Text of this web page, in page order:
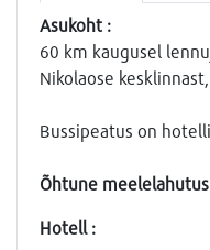
Asukoht :
60 km kaugusel
Nikolaose
Bussipeatus on
Õhtune meelelahutus
Hotell :